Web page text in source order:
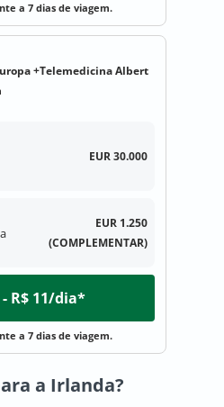
a 7 dias de viagem.
+Telemedicina Albert
EUR 30.000
EUR 1.250
(COMPLEMENTAR)
R$ 11/dia*
a 7 dias de viagem.
a Irlanda?